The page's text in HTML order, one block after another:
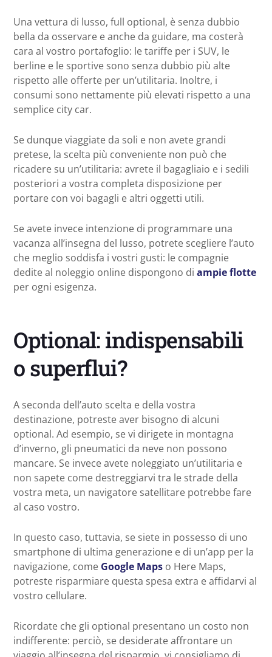
Una vettura di lusso, full optional, è senza dubbio
bella da osservare e anche da guidare, ma costerà
cara al vostro portafoglio: le tariffe per i SUV, le
berline e le sportive sono senza dubbio più alte
rispetto alle offerte per un’utilitaria. Inoltre, i
consumi sono nettamente più elevati rispetto a una
semplice city car.
Se dunque viaggiate da soli e non avete grandi
pretese, la scelta più conveniente non può che
ricadere su un’utilitaria: avrete il bagagliaio e i sedili
posteriori a vostra completa disposizione per
portare con voi bagagli e altri oggetti utili.
Se avete invece intenzione di programmare una
vacanza all’insegna del lusso, potrete scegliere l’auto
che meglio soddisfa i vostri gusti: le compagnie
dedite al noleggio online dispongono di ampie flotte
per ogni esigenza.
Optional: indispensabili
o superflui?
A seconda dell’auto scelta e della vostra
destinazione, potreste aver bisogno di alcuni
optional. Ad esempio, se vi dirigete in montagna
d’inverno, gli pneumatici da neve non possono
mancare. Se invece avete noleggiato un’utilitaria e
non sapete come destreggiarvi tra le strade della
vostra meta, un navigatore satellitare potrebbe fare
al caso vostro.
In questo caso, tuttavia, se siete in possesso di uno
smartphone di ultima generazione e di un’app per la
navigazione, come Google Maps o Here Maps,
potreste risparmiare questa spesa extra e affidarvi al
vostro cellulare.
Ricordate che gli optional presentano un costo non
indifferente: perciò, se desiderate affrontare un